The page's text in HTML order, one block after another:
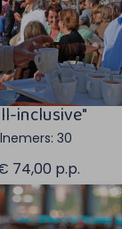
inclusive"
30
74,00 p.p.